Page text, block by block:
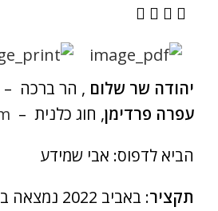
יהודה שר שלום , הר ברכה – yehudass@gmail.com
עפרה פרדימן, חוג כלנית –
הביא לדפוס: אבי שמידע
תקציר
: באביב